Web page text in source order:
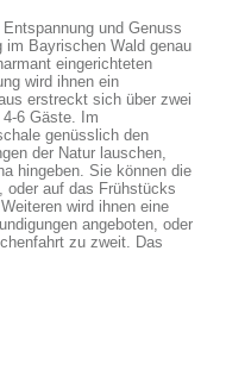
und Genuss
im Bayrischen Wald genau
eingerichteten
wird ihnen ein
erstreckt sich über zwei
6 Gäste. Im
genüsslich den
der Natur lauschen,
hingeben. Sie können die
oder auf das Frühstücks
wird ihnen eine
angeboten, oder
zu zweit. Das